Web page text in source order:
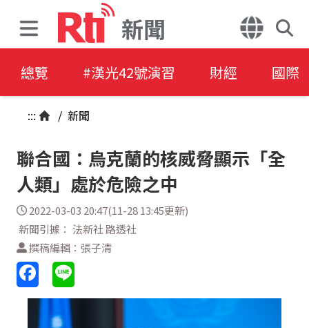
新聞
總覽 #漢光42號演習 財經 國際
::: / 新聞
聯合國：烏克蘭的核威脅顯示「全
人類」處於危險之中
2022-03-03 20:47(11-28 13:45更新)
新聞引據： 法新社 路透社
撰稿編輯：張子清